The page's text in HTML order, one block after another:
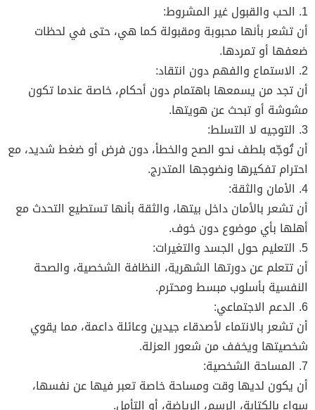
1. الحب والقبول غير المشروط:
أن تشعر بأنها محبوبة ومقبولة كما هي، حتى في لحظات
ضعفها أو تمردها.
2. الاستماع والفهم دون انتقاد:
أن تجد من يسمعها باهتمام دون أحكام، خاصة عندما تكون
مشوشة أو تبحث عن هويتها.
3. التوجيه لا التسلط:
أن تُوجّه بلطف نحو الصح والخطأ، دون فرض أو ضغط شديد، مع
احترام تفكيرها ونضوجها المتدرج.
4. الأمان والثقة:
أن تشعر بالأمان داخل بيتها، والثقة بأنها تستطيع التحدث مع
أهلها بأي موضوع دون خوف.
5. التعليم حول الجسد والتغيرات:
أن تتعلم عن دورتها الشهرية، النظافة الشخصية، والصحة
النفسية بأسلوب مبسط ومحترم.
6. الدعم الاجتماعي:
أن تشعر بالانتماء لأصدقاء جيدين وعائلة داعمة، مما يقوي
شخصيتها ويخفف من شعور العزلة.
7. المساحة الشخصية:
أن يكون لديها وقت ومساحة خاصة تعبر فيها عن نفسها،
سواء بالكتابة، الرسم، الرياضة، أو التأمل.